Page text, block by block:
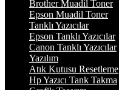
Brother Muadil Toner
Epson Muadil Toner
Tanklı Yazıcılar
Epson Tanklı Yazıcılar
Canon Tanklı Yazıcılar
Yazılım
Atık Kutusu Resetleme
Hp Yazıcı Tank Takma